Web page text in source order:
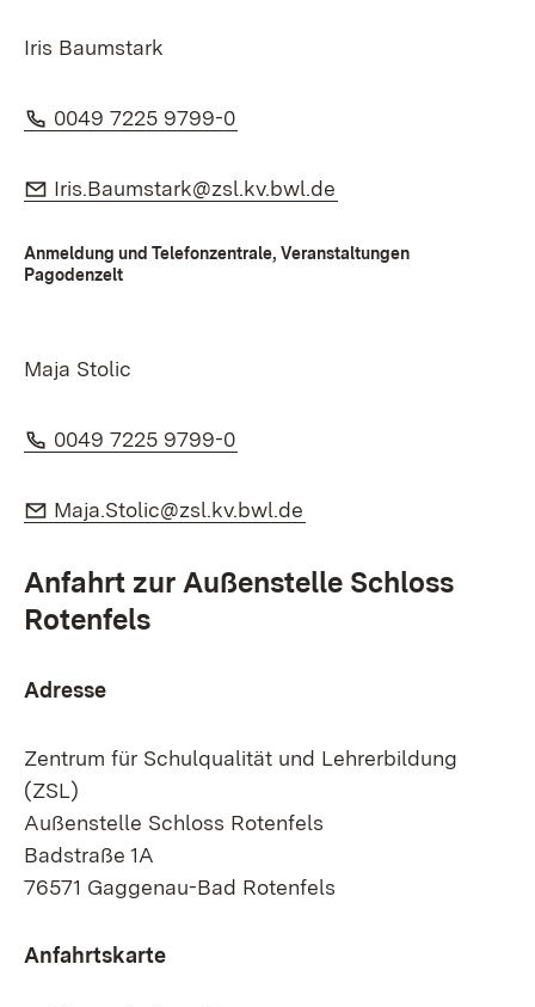
Iris Baumstark
Telefon:
0049 7225 9799-0
E-Mail:
Iris.Baumstark@zsl.kv.bwl.de
Anmeldung und Telefonzentrale, Veranstaltungen
Pagodenzelt
Maja Stolic
Telefon:
0049 7225 9799-0
E-Mail:
Maja.Stolic@zsl.kv.bwl.de
Anfahrt zur Außenstelle Schloss
Rotenfels
Adresse
Zentrum für Schulqualität und Lehrerbildung
(ZSL)
Außenstelle Schloss Rotenfels
Badstraße 1A
76571 Gaggenau-Bad Rotenfels
Anfahrtskarte